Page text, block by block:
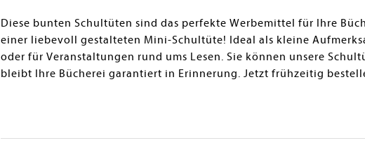
Diese bunten Schultüten sind das perfekte Werbemittel für Ihre
einer liebevoll gestalteten Mini-Schultüte! Ideal als kleine
oder für Veranstaltungen rund ums Lesen. Sie können unsere
bleibt Ihre Bücherei garantiert in Erinnerung. Jetzt frühzeitig